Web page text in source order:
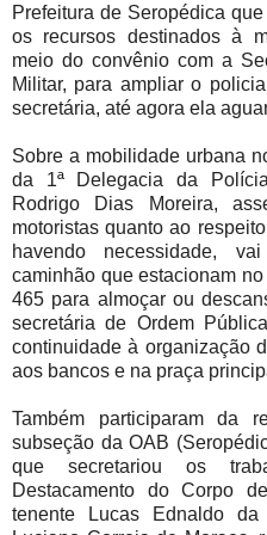
Prefeitura de Seropédica
os recursos destinados à
meio do convênio com a
Militar, para ampliar o
secretária, até agora ela
Sobre a mobilidade urbana
da 1ª Delegacia da
Rodrigo Dias Moreira,
motoristas quanto ao
havendo necessidade,
caminhão que estacionam
465 para almoçar ou
secretária de Ordem
continuidade à organização
aos bancos e na praça
Também participaram da
subseção da OAB
que secretariou os
Destacamento do Corpo
tenente Lucas Ednaldo